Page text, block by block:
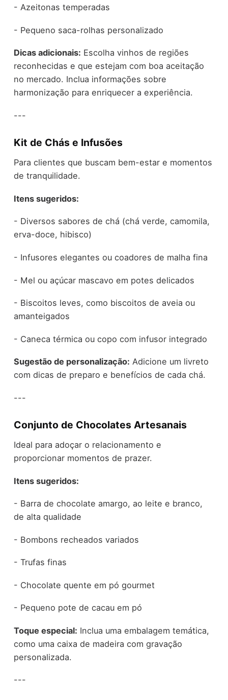
- Azeitonas temperadas
- Pequeno saca-rolhas personalizado
Dicas adicionais: Escolha vinhos de regiões
reconhecidas e que estejam com boa aceitação
no mercado. Inclua informações sobre
harmonização para enriquecer a experiência.
---
Kit de Chás e Infusões
Para clientes que buscam bem-estar e momentos
de tranquilidade.
Itens sugeridos:
- Diversos sabores de chá (chá verde, camomila,
erva-doce, hibisco)
- Infusores elegantes ou coadores de malha fina
- Mel ou açúcar mascavo em potes delicados
- Biscoitos leves, como biscoitos de aveia ou
amanteigados
- Caneca térmica ou copo com infusor integrado
Sugestão de personalização: Adicione um livreto
com dicas de preparo e benefícios de cada chá.
---
Conjunto de Chocolates Artesanais
Ideal para adoçar o relacionamento e
proporcionar momentos de prazer.
Itens sugeridos:
- Barra de chocolate amargo, ao leite e branco,
de alta qualidade
- Bombons recheados variados
- Trufas finas
- Chocolate quente em pó gourmet
- Pequeno pote de cacau em pó
Toque especial: Inclua uma embalagem temática,
como uma caixa de madeira com gravação
personalizada.
---